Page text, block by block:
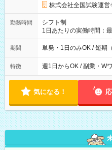
円の場合あり ・国家試
円（役割手当＋100円）×6
間】試用期間なし
株式会社全国試験運営
勤務時間
シフト制
1日あたりの実働時間：
間は 試験により異なり
期間 単発・1日のみOK / 短期
特徴 週1日からOK / 副業・W
気になる！